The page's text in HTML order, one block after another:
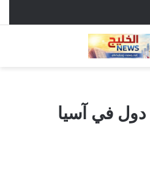
أمير قطر يزور 4 دول في آسيا